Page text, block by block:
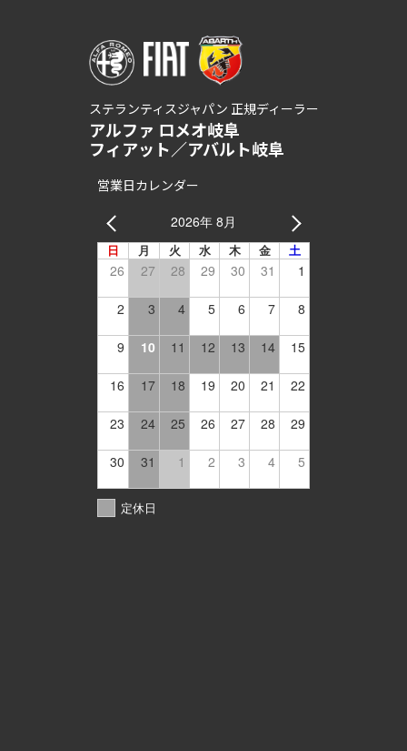
ステランティスジャパン 正規ディーラー
アルファ ロメオ岐阜
フィアット／アバルト岐阜
営業日カレンダー
2026年 8月
日 月 火 水 木 金 土
26 27 28 29 30 31 1
2 3 4 5 6 7 8
9 10 11 12 13 14 15
16 17 18 19 20 21 22
23 24 25 26 27 28 29
30 31 1 2 3 4 5
定休日